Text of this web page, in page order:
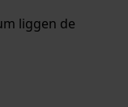
liggen de